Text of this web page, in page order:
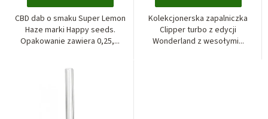
CBD dab o smaku Super Lemon
Haze marki Happy seeds.
Opakowanie zawiera 0,25,...
Kolekcjonerska zapalniczka
Clipper turbo z edycji
Wonderland z wesołymi...